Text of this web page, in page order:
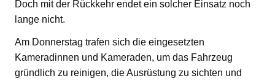
Doch mit der Rückkehr endet ein solcher Einsatz noch
lange nicht.
Am Donnerstag trafen sich die eingesetzten
Kameradinnen und Kameraden, um das Fahrzeug
gründlich zu reinigen, die Ausrüstung zu sichten und